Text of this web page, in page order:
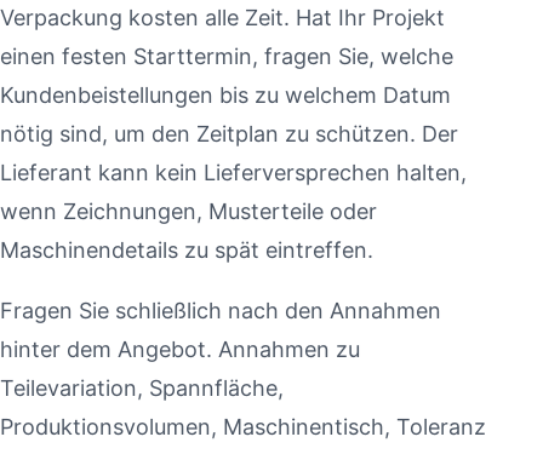
Verpackung kosten alle Zeit. Hat Ihr Projekt
einen festen Starttermin, fragen Sie, welche
Kundenbeistellungen bis zu welchem Datum
nötig sind, um den Zeitplan zu schützen. Der
Lieferant kann kein Lieferversprechen halten,
wenn Zeichnungen, Musterteile oder
Maschinendetails zu spät eintreffen.
Fragen Sie schließlich nach den Annahmen
hinter dem Angebot. Annahmen zu
Teilevariation, Spannfläche,
Produktionsvolumen, Maschinentisch, Toleranz